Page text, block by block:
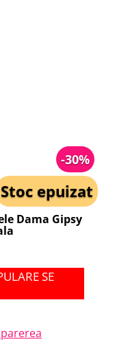
-30%
Stoc epuizat
Dama Gipsy
SE